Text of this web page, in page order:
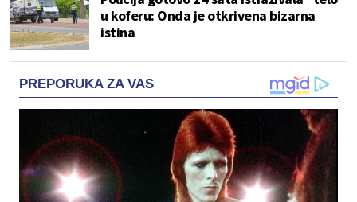
u koferu: Onda je otkrivena bizarna
istina
PREPORUKA ZA VAS